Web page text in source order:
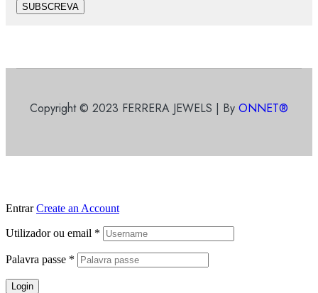
SUBSCREVA
Copyright © 2023 FERRERA JEWELS | By ONNET®
Entrar Create an Account
Utilizador ou email *
Palavra passe *
Login